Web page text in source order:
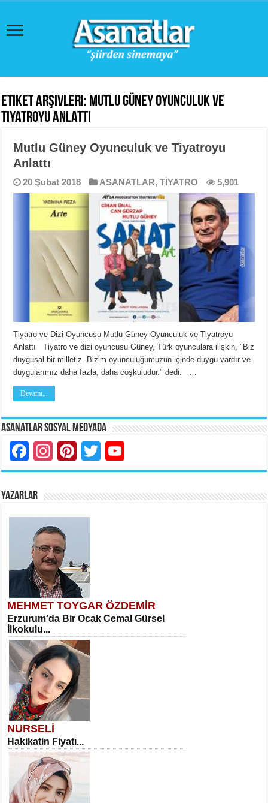
Etiket Arşivleri: Mutlu Güney Oyunculuk ve
Tiyatroyu Anlattı
Mutlu Güney Oyunculuk ve Tiyatroyu
Anlattı
20 Şubat 2018 ASANATLAR,TİYATRO 5,901
Tiyatro ve Dizi Oyuncusu Mutlu Güney Oyunculuk ve Tiyatroyu
Anlattı Tiyatro ve dizi oyuncusu Güney, Türk oyunculara ilişkin, "Biz
duygusal bir milletiz. Bizim oyunculuğumuzun içinde duygu vardır ve
duygularımız daha fazla, daha coşkuludur." dedi. …
Devamı...
Asanatlar Sosyal Medyada
Facebook
Instagram
Pinterest
Twitter
YAZARLAR
MEHMET TOYGAR ÖZDEMİR
Erzurum’da Bir Ocak Cemal Gürsel
İlkokulu...
NURSELİ
Hakikatin Fiyatı...